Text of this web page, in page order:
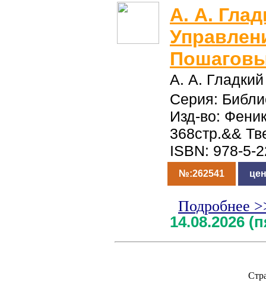
А. А.
А. А. Гладкий
Серия:
Изд-во:
368стр.&&
ISBN: 978-5-
№:262541
Подробнее
14.08.2026